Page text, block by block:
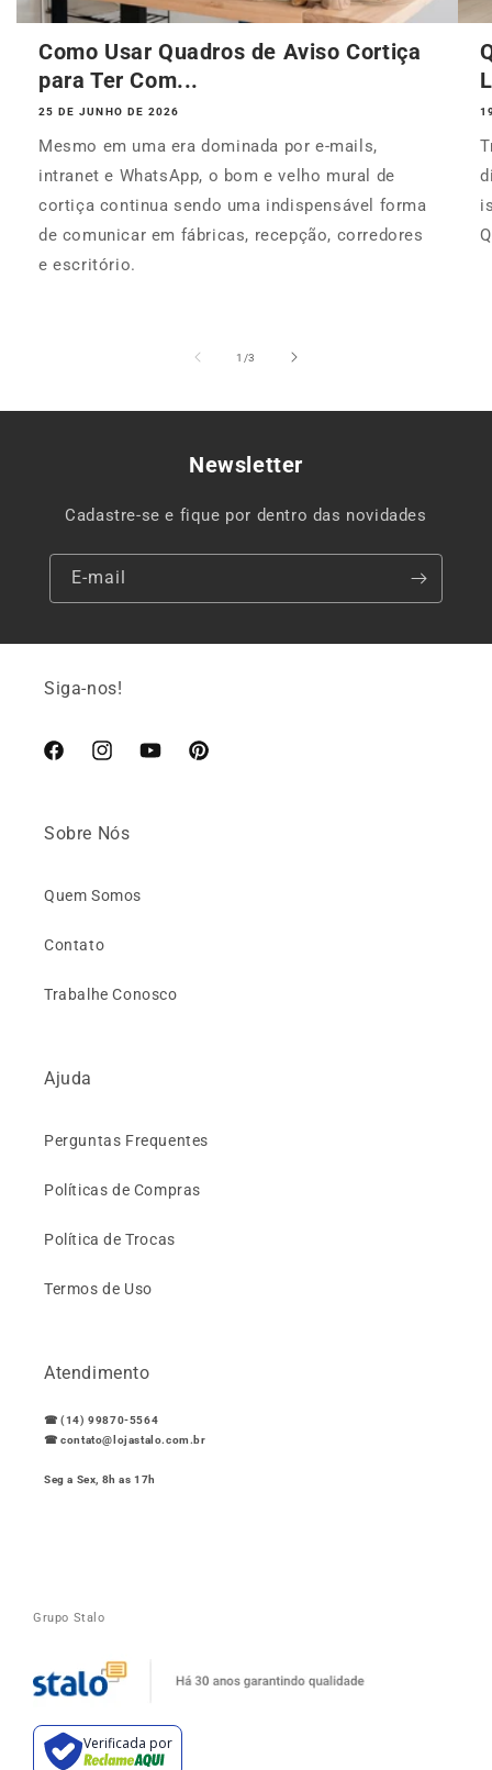
Como Usar Quadros de Aviso Cortiça
para Ter Com...
25 DE JUNHO DE 2026
Mesmo em uma era dominada por e-mails,
intranet e WhatsApp, o bom e velho mural de
cortiça continua sendo uma indispensável forma
de comunicar em fábricas, recepção, corredores
e escritório.
1 /de
3
Newsletter
Cadastre-se e fique por dentro das novidades
E-mail
Siga-nos!
FacebookInstagramYouTubePinterest
Sobre Nós
Quem Somos
Contato
Trabalhe Conosco
Ajuda
Perguntas Frequentes
Políticas de Compras
Política de Trocas
Termos de Uso
Atendimento
☎ (14) 99870-5564
☎ contato@lojastalo.com.br
Seg a Sex, 8h as 17h
Grupo Stalo
Verificada por